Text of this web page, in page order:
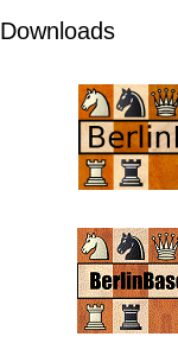
Downloads